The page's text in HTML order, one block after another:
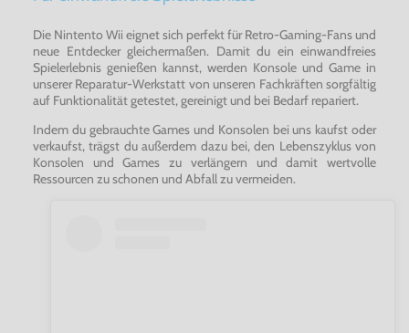
Die Nintento Wii eignet sich perfekt für Retro-Gaming-Fans und
neue Entdecker gleichermaßen. Damit du ein einwandfreies
Spielerlebnis genießen kannst, werden Konsole und Game in
unserer Reparatur-Werkstatt von unseren Fachkräften sorgfältig
auf Funktionalität getestet, gereinigt und bei Bedarf repariert.
Indem du gebrauchte Games und Konsolen bei uns kaufst oder
verkaufst, trägst du außerdem dazu bei, den Lebenszyklus von
Konsolen und Games zu verlängern und damit wertvolle
Ressourcen zu schonen und Abfall zu vermeiden.